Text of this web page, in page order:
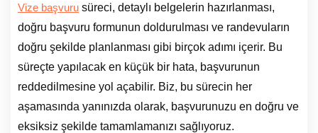
Vize başvuru süreci, detaylı belgelerin hazırlanması,
doğru başvuru formunun doldurulması ve randevuların
doğru şekilde planlanması gibi birçok adımı içerir. Bu
süreçte yapılacak en küçük bir hata, başvurunun
reddedilmesine yol açabilir. Biz, bu sürecin her
aşamasında yanınızda olarak, başvurunuzu en doğru ve
eksiksiz şekilde tamamlamanızı sağlıyoruz.